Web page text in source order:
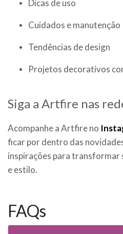
Dicas de uso
Cuidados e manutenção
Tendências de design
Projetos decorativos
Siga a Artfire nas
Acompanhe a Artfire no
ficar por dentro das
inspirações para transformar
e estilo.
FAQs